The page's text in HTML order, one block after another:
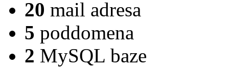
20 mail adresa
5 poddomena
2 MySQL baze